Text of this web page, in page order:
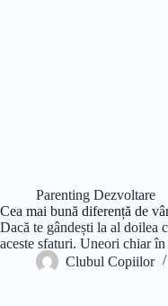
Parenting Dezvoltare
Cea mai bună diferență de
Dacă te gândești la al doilea
aceste sfaturi. Uneori chiar
Clubul Copiilor